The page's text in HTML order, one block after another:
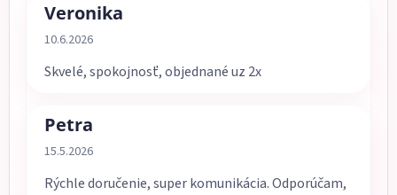
Veronika
Hodnotenie obchodu je 5 z 5 hviezdičiek.
10.6.2026
Skvelé, spokojnosť, objednané uz 2x
Petra
Hodnotenie obchodu je 5 z 5 hviezdičiek.
15.5.2026
Rýchle doručenie, super komunikácia. Odporúčam,